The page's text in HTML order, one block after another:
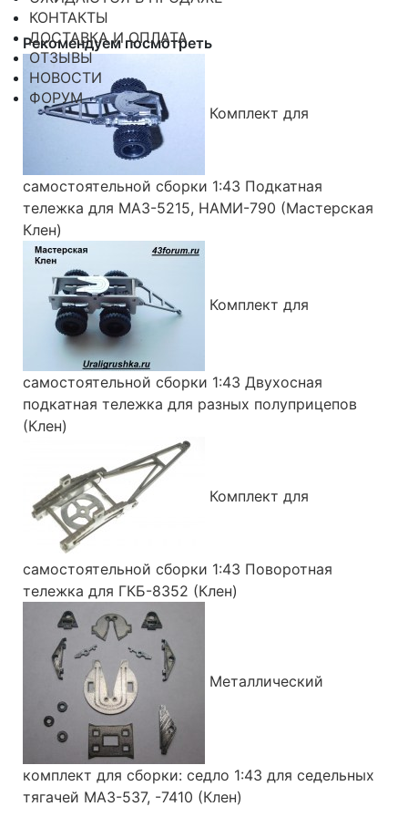
КОНТАКТЫ
ДОСТАВКА И ОПЛАТА
ОТЗЫВЫ
НОВОСТИ
ФОРУМ
Рекомендуем посмотреть
Комплект для
самостоятельной сборки 1:43 Подкатная
тележка для МАЗ-5215, НАМИ-790 (Мастерская
Клен)
Комплект для
самостоятельной сборки 1:43 Двухосная
подкатная тележка для разных полуприцепов
(Клен)
Комплект для
самостоятельной сборки 1:43 Поворотная
тележка для ГКБ-8352 (Клен)
Металлический
комплект для сборки: седло 1:43 для седельных
тягачей МАЗ-537, -7410 (Клен)